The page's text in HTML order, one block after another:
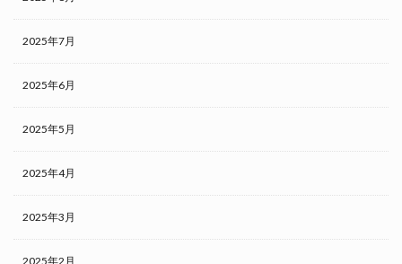
2025年7月
2025年6月
2025年5月
2025年4月
2025年3月
2025年2月